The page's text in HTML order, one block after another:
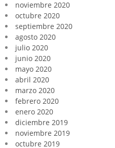
noviembre 2020
octubre 2020
septiembre 2020
agosto 2020
julio 2020
junio 2020
mayo 2020
abril 2020
marzo 2020
febrero 2020
enero 2020
diciembre 2019
noviembre 2019
octubre 2019